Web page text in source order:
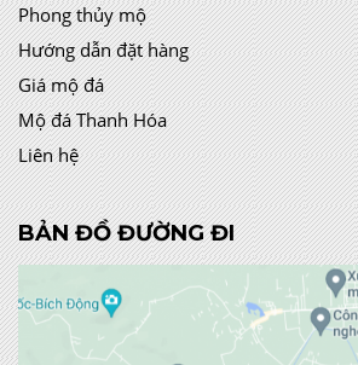
Phong thủy mộ
Hướng dẫn đặt hàng
Giá mộ đá
Mộ đá Thanh Hóa
Liên hệ
BẢN ĐỒ ĐƯỜNG ĐI